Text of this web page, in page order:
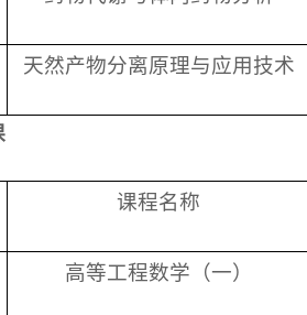
天然产物分离原理与应用技术
课程名称
高等工程数学（一）